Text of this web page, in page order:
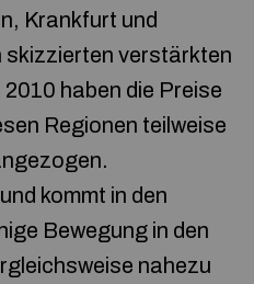
Krankfurt und
skizzierten verstärkten
haben die Preise
Regionen teilweise
kommt in den
Bewegung in den
nahezu